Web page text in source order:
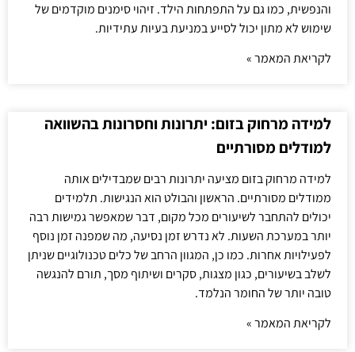
והנפשית, כמו גם על התפתחות הילד. זיהוי סימנים מוקדמים של
שימוש לא מתון יכול לסייע במניעת בעיות עתידיות.
לקריאת המאמר »
למידה מרחוק בזום: יתרונות וחסרונות בהשוואה
למודלים מסורתיים
למידה מרחוק בזום מציעה יתרונות רבים שמבדילים אותה
ממודלים מסורתיים. הראשון והבולט הוא הנגישות. תלמידים
יכולים להתחבר לשיעורים מכל מקום, דבר שמאפשר גמישות רבה
יותר במערכת השעות. לא נדרש זמן נסיעה, מה שמפנה זמן נוסף
לפעילויות אחרות. כמו כן, המגוון הרחב של כלים טכנולוגיים שניתן
לשלב בשיעורים, כגון מצגות, סקרים ושיתוף מסך, תורם להנגשה
טובה יותר של החומר הנלמד.
לקריאת המאמר »